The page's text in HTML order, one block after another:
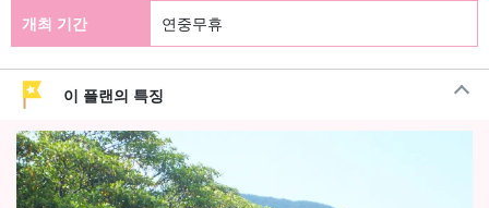
개최 기간 연중무휴
이 플랜의 특징